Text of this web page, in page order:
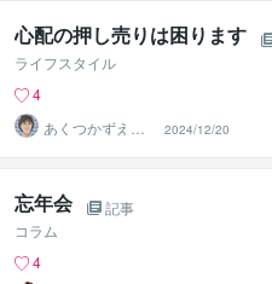
心配の押し売りは困ります
ライフスタイル
4
あくつかずえア
ドラー流メンタ
ルトレーナー
2024/12/20
忘年会
記事
コラム
4